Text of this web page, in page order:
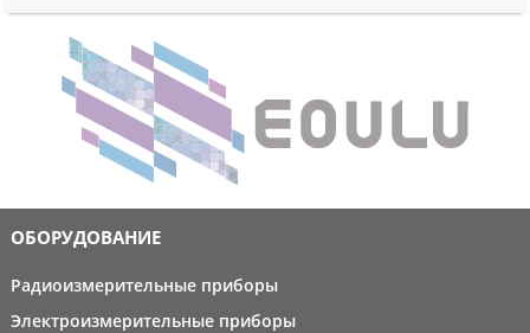
ОБОРУДОВАНИЕ
Радиоизмерительные приборы
Электроизмерительные приборы